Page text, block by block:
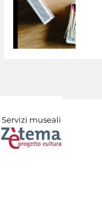
Servizi museali